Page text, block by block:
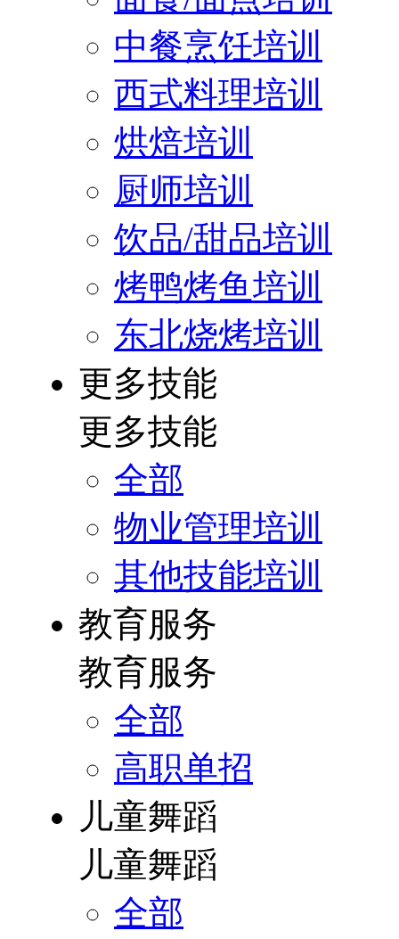
中餐烹饪培训
西式料理培训
烘焙培训
厨师培训
饮品/甜品培训
烤鸭烤鱼培训
东北烧烤培训
更多技能
更多技能
全部
物业管理培训
其他技能培训
教育服务
教育服务
全部
高职单招
儿童舞蹈
儿童舞蹈
全部